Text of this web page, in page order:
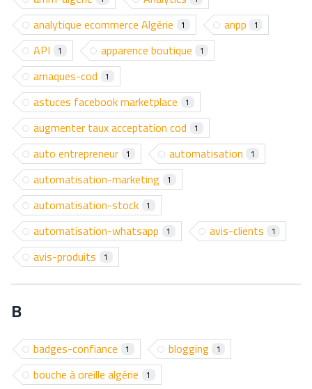
analytique ecommerce Algérie 1 anpp 1
API 1 apparence boutique 1
arnaques-cod 1
astuces facebook marketplace 1
augmenter taux acceptation cod 1
auto entrepreneur 1 automatisation 1
automatisation-marketing 1
automatisation-stock 1
automatisation-whatsapp 1 avis-clients 1
avis-produits 1
B
badges-confiance 1 blogging 1
bouche à oreille algérie 1